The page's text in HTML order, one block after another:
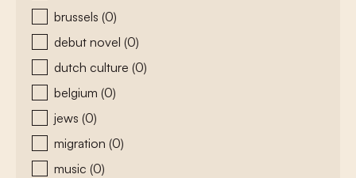
brussels (0)
debut novel (0)
dutch culture (0)
belgium (0)
jews (0)
migration (0)
music (0)